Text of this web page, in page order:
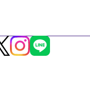
Instagram
LINE